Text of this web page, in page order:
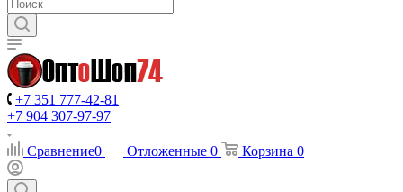
+7 351 777-42-81
+7 904 307-97-97
Сравнение0 Отложенные 0 Корзина 0